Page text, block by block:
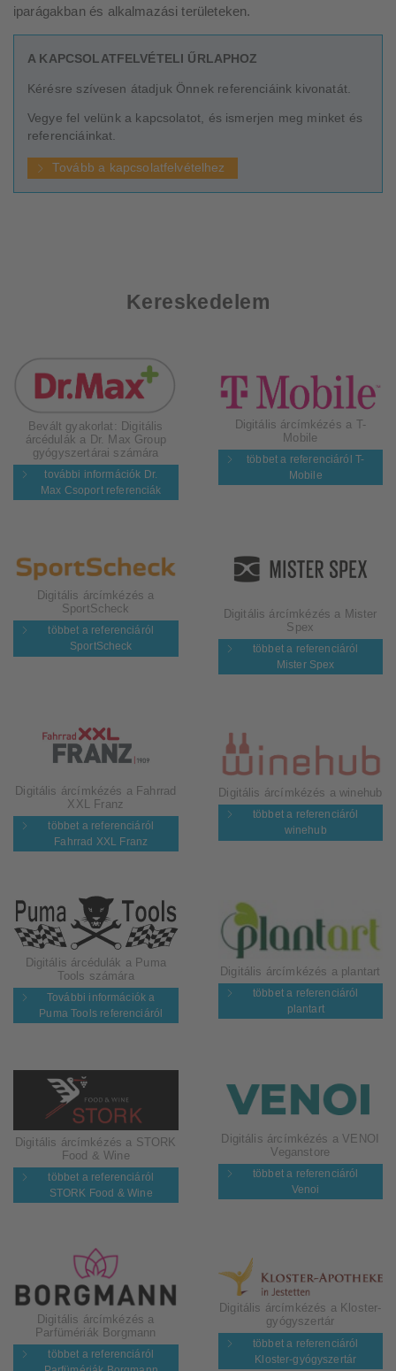
iparágakban és alkalmazási területeken.
A KAPCSOLATFELVÉTELI ŰRLAPHOZ
Kérésre szívesen átadjuk Önnek referenciáink kivonatát.
Vegye fel velünk a kapcsolatot, és ismerjen meg minket és
referenciáinkat.
Tovább a kapcsolatfelvételhez
Kereskedelem
Bevált gyakorlat: Digitális
árcédulák a Dr. Max Group
gyógyszertárai számára
további információk Dr.
Max Csoport referenciák
Digitális árcímkézés a T-
Mobile
többet a referenciáról T-
Mobile
Digitális árcímkézés a
SportScheck
többet a referenciáról
SportScheck
Digitális árcímkézés a Mister
Spex
többet a referenciáról
Mister Spex
Digitális árcímkézés a Fahrrad
XXL Franz
többet a referenciáról
Fahrrad XXL Franz
Digitális árcímkézés a winehub
többet a referenciáról
winehub
Digitális árcédulák a Puma
Tools számára
További információk a
Puma Tools referenciáról
Digitális árcímkézés a plantart
többet a referenciáról
plantart
Digitális árcímkézés a STORK
Food & Wine
többet a referenciáról
STORK Food & Wine
Digitális árcímkézés a VENOI
Veganstore
többet a referenciáról
Venoi
Digitális árcímkézés a
Parfümériák Borgmann
többet a referenciáról
Digitális árcímkézés a Kloster-
gyógyszertár
többet a referenciáról
Kloster-gyógyszertár